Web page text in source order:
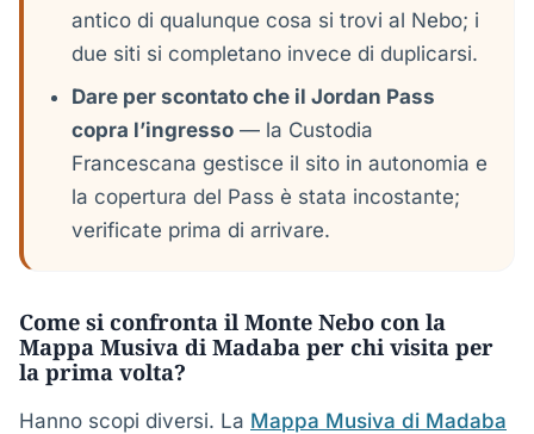
antico di qualunque cosa si trovi al Nebo; i
due siti si completano invece di duplicarsi.
Dare per scontato che il Jordan Pass
copra l’ingresso — la Custodia
Francescana gestisce il sito in autonomia e
la copertura del Pass è stata incostante;
verificate prima di arrivare.
Come si confronta il Monte Nebo con la
Mappa Musiva di Madaba per chi visita per
la prima volta?
Hanno scopi diversi. La Mappa Musiva di Madaba